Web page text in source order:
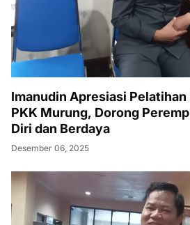
Imanudin Apresiasi
PKK Murung, Dorong
Diri dan Berdaya
Desember 06, 2025